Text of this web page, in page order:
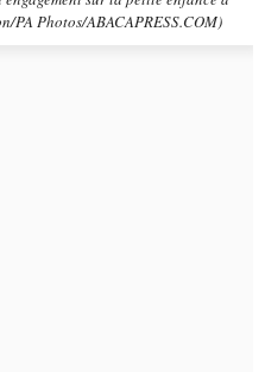
PA Photos/ABACAPRESS.COM)